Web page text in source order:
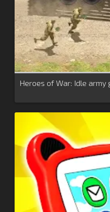
Heroes of War: Idle army